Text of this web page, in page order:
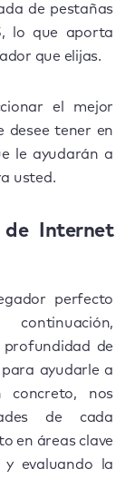
de pestañas
lo que aporta
que elijas.
el mejor
desee tener en
le ayudarán a
usted.
de Internet
perfecto
de
ayudarle a
concreto, nos
de cada
en áreas clave
evaluando la